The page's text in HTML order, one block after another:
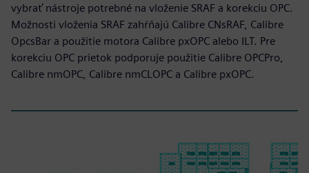
vybrať nástroje potrebné na vloženie SRAF a korekciu OPC.
Možnosti vloženia SRAF zahŕňajú Calibre CNsRAF, Calibre
OpcsBar a použitie motora Calibre pxOPC alebo ILT. Pre
korekciu OPC prietok podporuje použitie Calibre OPCPro,
Calibre nmOPC, Calibre nmCLOPC a Calibre pxOPC.